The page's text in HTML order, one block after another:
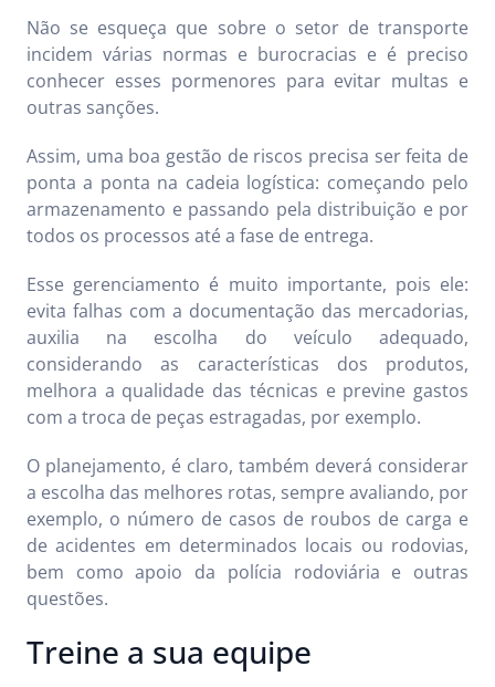
Não se esqueça que sobre o setor de transporte
incidem várias normas e burocracias e é preciso
conhecer esses pormenores para evitar multas e
outras sanções.
Assim, uma boa gestão de riscos precisa ser feita de
ponta a ponta na cadeia logística: começando pelo
armazenamento e passando pela distribuição e por
todos os processos até a fase de entrega.
Esse gerenciamento é muito importante, pois ele:
evita falhas com a documentação das mercadorias,
auxilia na escolha do veículo adequado,
considerando as características dos produtos,
melhora a qualidade das técnicas e previne gastos
com a troca de peças estragadas, por exemplo.
O planejamento, é claro, também deverá considerar
a escolha das melhores rotas, sempre avaliando, por
exemplo, o número de casos de roubos de carga e
de acidentes em determinados locais ou rodovias,
bem como apoio da polícia rodoviária e outras
questões.
Treine a sua equipe